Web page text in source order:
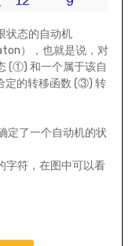
状态的自动机
），也就是说，对
(①) 和一个属于该自
定的转移函数 (③) 转
定了一个自动机的状
字符，在图中可以看